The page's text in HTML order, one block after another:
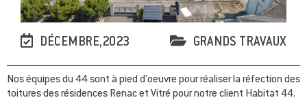
DÉCEMBRE,2023 GRANDS TRAVAUX
Nos équipes du 44 sont à pied d’oeuvre pour réaliser la réfection des
toitures des résidences Renac et Vitré pour notre client Habitat 44.